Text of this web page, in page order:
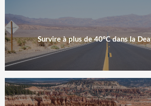
Survire à plus de 40°C dans la